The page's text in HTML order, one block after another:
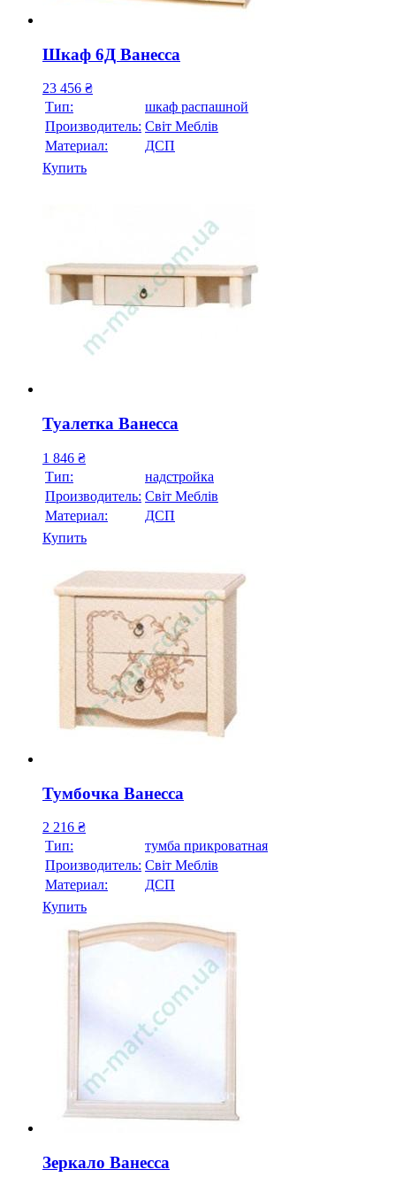
Шкаф 6Д Ванесса
23 456 ₴
Тип:
шкаф распашной
Производитель: Свiт Меблiв
Материал:
ДСП
Купить
Туалетка Ванесса
1 846 ₴
Тип:
надстройка
Производитель: Свiт Меблiв
Материал:
ДСП
Купить
Тумбочка Ванесса
2 216 ₴
Тип:
тумба прикроватная
Производитель: Свiт Меблiв
Материал:
ДСП
Купить
Зеркало Ванесса